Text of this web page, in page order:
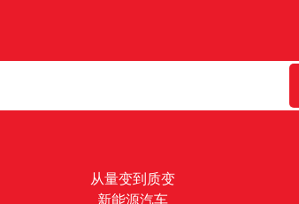
从量变到质变
新能源汽车